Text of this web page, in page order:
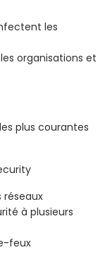
les
organisations et
plus courantes
réseaux
à plusieurs
feux